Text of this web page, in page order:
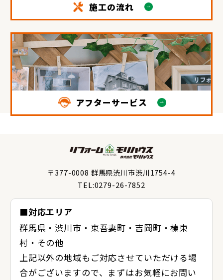
施工の流れ
アフターサービス
〒377-0008 群馬県渋川市渋川1754-4
TEL:0279-26-7852
■対応エリア
群馬県・渋川市・東吾妻町・吉岡町・榛東
村・その他
上記以外の地域もご対応させていただける場
合がございますので、まずはお気軽にお問い